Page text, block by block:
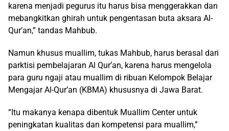
karena menjadi pegurus itu harus bisa menggerakkan dan
mebangkitkan ghirah untuk pengentasan buta aksara Al-
Qur’an,” tandas Mahbub.
Namun khusus muallim, tukas Mahbub, harus berasal dari
parktisi pembelajaran Al Qur’an, karena harus mengelola
para guru ngaji atau muallim di ribuan Kelompok Belajar
Mengajar Al-Qur’an (KBMA) khususnya di Jawa Barat.
“Itu makanya kenapa dibentuk Muallim Center untuk
peningkatan kualitas dan kompetensi para muallim,”